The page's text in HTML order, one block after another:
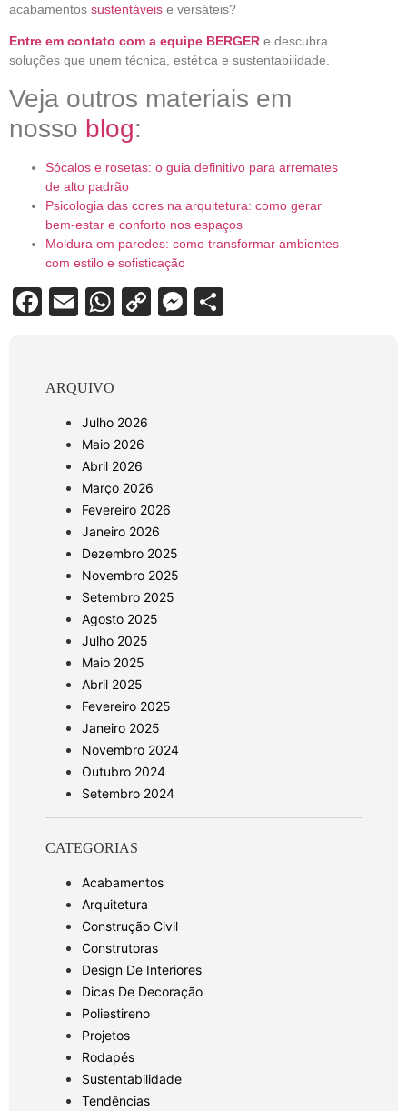
acabamentos sustentáveis e versáteis?
Entre em contato com a equipe BERGER e descubra
soluções que unem técnica, estética e sustentabilidade.
Veja outros materiais em
nosso blog:
Sócalos e rosetas: o guia definitivo para arremates
de alto padrão
Psicologia das cores na arquitetura: como gerar
bem-estar e conforto nos espaços
Moldura em paredes: como transformar ambientes
com estilo e sofisticação
Facebook
EmailWhatsApp
CopyMessenger
ARQUIVO
Julho 2026
Maio 2026
Abril 2026
Março 2026
Fevereiro 2026
Janeiro 2026
Dezembro 2025
Novembro 2025
Setembro 2025
Agosto 2025
Julho 2025
Maio 2025
Abril 2025
Fevereiro 2025
Janeiro 2025
Novembro 2024
Outubro 2024
Setembro 2024
CATEGORIAS
Acabamentos
Arquitetura
Construção Civil
Construtoras
Design De Interiores
Dicas De Decoração
Poliestireno
Projetos
Rodapés
Sustentabilidade
Tendências